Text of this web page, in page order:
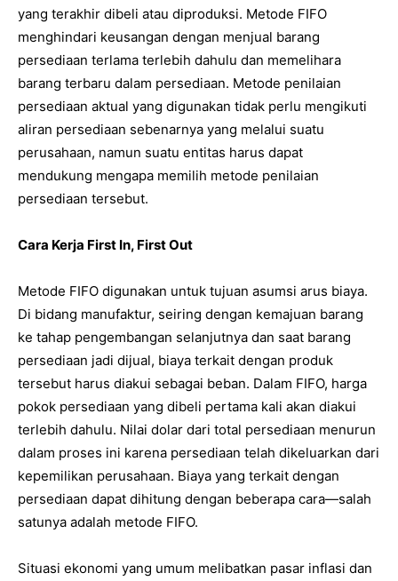
yang terakhir dibeli atau diproduksi. Metode FIFO
menghindari keusangan dengan menjual barang
persediaan terlama terlebih dahulu dan memelihara
barang terbaru dalam persediaan. Metode penilaian
persediaan aktual yang digunakan tidak perlu mengikuti
aliran persediaan sebenarnya yang melalui suatu
perusahaan, namun suatu entitas harus dapat
mendukung mengapa memilih metode penilaian
persediaan tersebut.
Cara Kerja First In, First Out
Metode FIFO digunakan untuk tujuan asumsi arus biaya.
Di bidang manufaktur, seiring dengan kemajuan barang
ke tahap pengembangan selanjutnya dan saat barang
persediaan jadi dijual, biaya terkait dengan produk
tersebut harus diakui sebagai beban. Dalam FIFO, harga
pokok persediaan yang dibeli pertama kali akan diakui
terlebih dahulu. Nilai dolar dari total persediaan menurun
dalam proses ini karena persediaan telah dikeluarkan dari
kepemilikan perusahaan. Biaya yang terkait dengan
persediaan dapat dihitung dengan beberapa cara—salah
satunya adalah metode FIFO.
Situasi ekonomi yang umum melibatkan pasar inflasi dan